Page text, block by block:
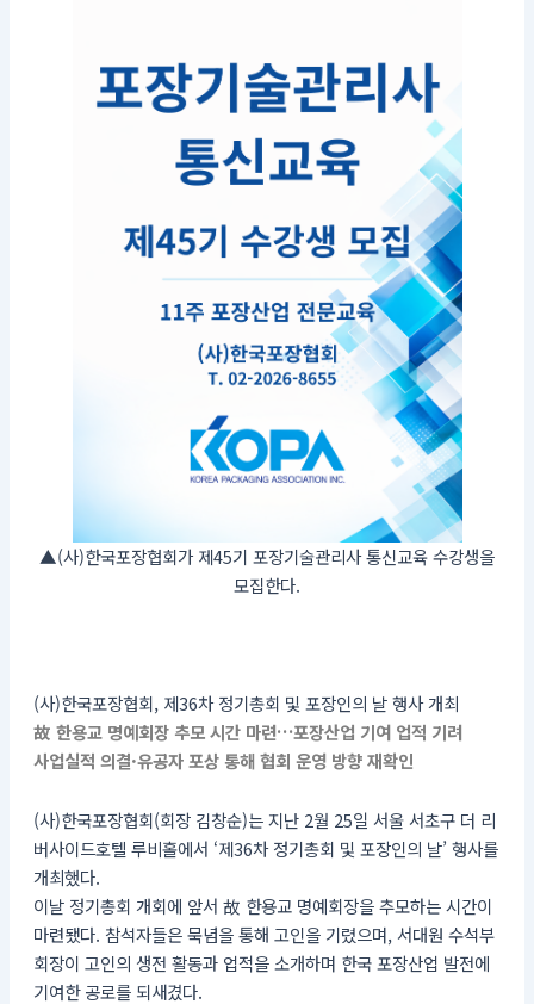
▲(사)한국포장협회가 제45기 포장기술관리사 통신교육 수강생을
모집한다.
(사)한국포장협회, 제36차 정기총회 및 포장인의 날 행사 개최
故 한용교 명예회장 추모 시간 마련…포장산업 기여 업적 기려
사업실적 의결·유공자 포상 통해 협회 운영 방향 재확인
(사)한국포장협회(회장 김창순)는 지난 2월 25일 서울 서초구 더 리
버사이드호텔 루비홀에서 ‘제36차 정기총회 및 포장인의 날’ 행사를
개최했다.
이날 정기총회 개회에 앞서 故 한용교 명예회장을 추모하는 시간이
마련됐다. 참석자들은 묵념을 통해 고인을 기렸으며, 서대원 수석부
회장이 고인의 생전 활동과 업적을 소개하며 한국 포장산업 발전에
기여한 공로를 되새겼다.